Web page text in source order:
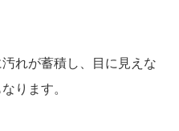
れが蓄積し、目に見えな
ります。